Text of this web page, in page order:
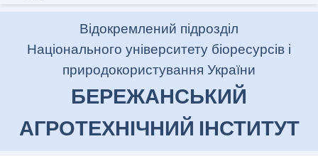
Відокремлений підрозділ
Національного університету біоресурсів і
природокористування України
БЕРЕЖАНСЬКИЙ
АГРОТЕХНІЧНИЙ ІНСТИТУТ